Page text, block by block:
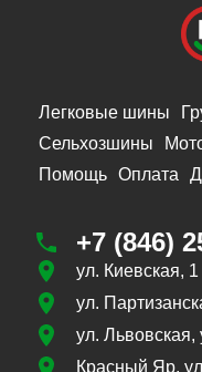
Легковые шины
Сельхозшины
Помощь Оплата
+7 (846)
ул. Киевская, 1
ул.
ул. Львовская,
Красный Яр,